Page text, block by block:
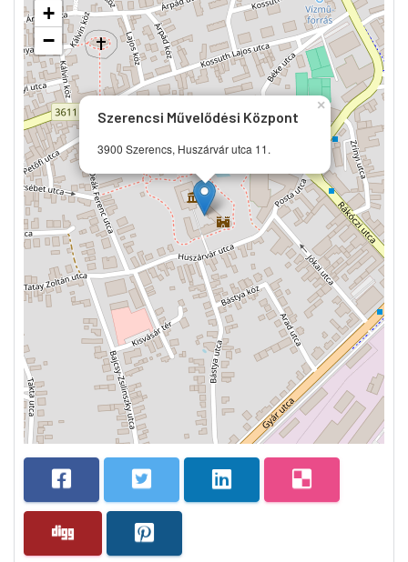
Szerencsi Művelődési Központ
3900 Szerencs, Huszárvár utca 11.
×
+
−